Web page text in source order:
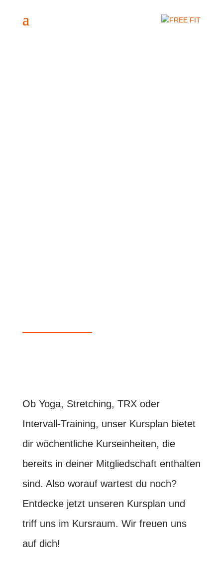
Ob Yoga, Stretching, TRX oder
Intervall-Training, unser Kursplan bietet
dir wöchentliche Kurseinheiten, die
bereits in deiner Mitgliedschaft enthalten
sind. Also worauf wartest du noch?
Entdecke jetzt unseren Kursplan und
triff uns im Kursraum. Wir freuen uns
auf dich!